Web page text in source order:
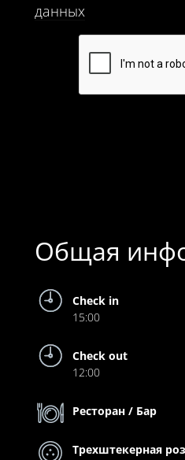
данных
Общая
Check in
15:00
Check out
12:00
Ресторан / Бар
Трехштекерная